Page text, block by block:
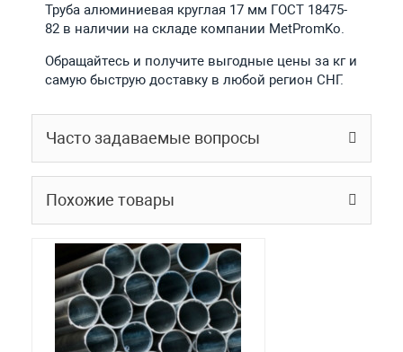
Труба алюминиевая круглая 17 мм ГОСТ 18475-
82 в наличии на складе компании MetPromKo.
Обращайтесь и получите выгодные цены за кг и
самую быструю доставку в любой регион СНГ.
Часто задаваемые вопросы
Похожие товары